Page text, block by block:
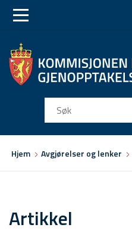
Hjem Avgjørelser og lenker
Artikkel